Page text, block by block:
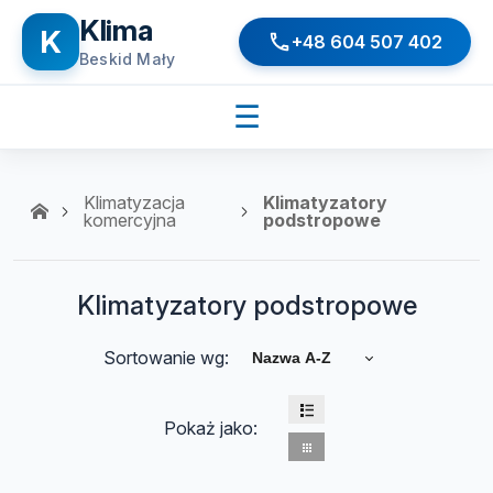
K Klima
Beskid Mały
+48 604 507 402
☰
Klimatyzacja
komercyjna
Klimatyzatory
podstropowe
Klimatyzatory podstropowe
Sortowanie wg: Nazwa A-Z
Pokaż jako: